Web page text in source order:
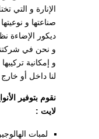
الإنارة و
صناعتها و
ديكور الإضاءة
و نحن في
و إمكانية
لنا داخل أو
نقوم بتوفير
لايت :
لمبات